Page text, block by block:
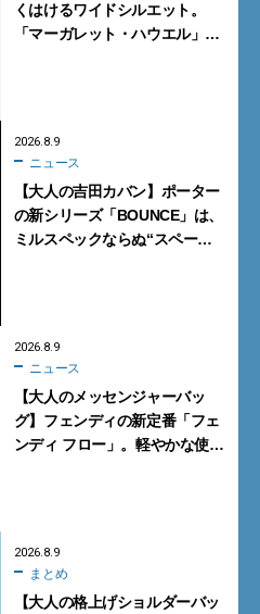
くはけるワイドシルエット。
「マーガレット・ハウエル」と
2026.8.9
ニュース
【大人の吉田カバン】ポーター
の新シリーズ「BOUNCE」は、
ミルスペックならぬ“スペース
2026.8.9
ニュース
【大人のメッセンジャーバッ
グ】フェンディの新定番「フェ
ンディ フロー」。軽やかな使い
2026.8.9
まとめ
【大人の格上げショルダーバッ